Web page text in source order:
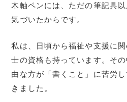
木軸ペンには、ただの筆記具
気づいたからです。
私は、日頃から福祉や支援に
士の資格も持っています。そ
由な方が「書くこと」に苦労
きました。